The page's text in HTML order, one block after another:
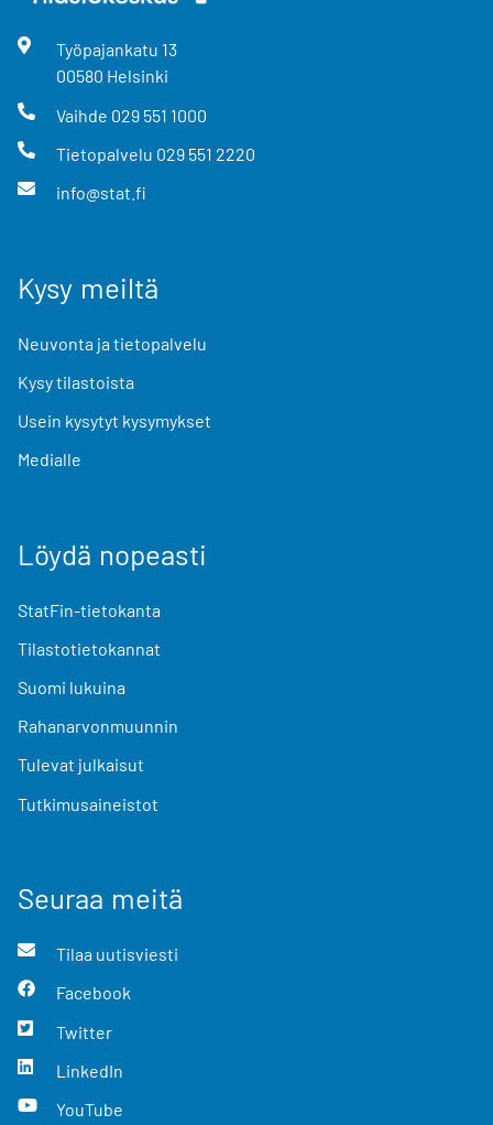
Työpajankatu 13
00580 Helsinki
Vaihde 029 551 1000
Tietopalvelu 029 551 2220
info@stat.fi
Kysy meiltä
Neuvonta ja tietopalvelu
Kysy tilastoista
Usein kysytyt kysymykset
Medialle
Löydä nopeasti
StatFin-tietokanta
Tilastotietokannat
Suomi lukuina
Rahanarvonmuunnin
Tulevat julkaisut
Tutkimusaineistot
Seuraa meitä
Tilaa uutisviesti
Facebook
Twitter
LinkedIn
YouTube